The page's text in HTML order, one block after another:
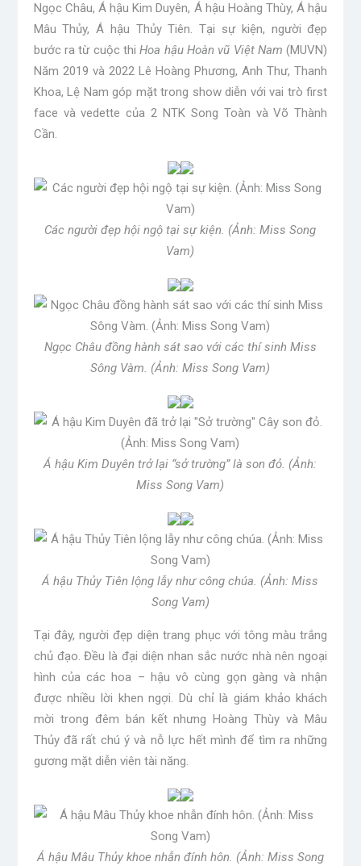
Ngọc Châu, Á hậu Kim Duyên, Á hậu Hoàng Thùy, Á hậu
Mâu Thủy, Á hậu Thủy Tiên. Tại sự kiện, người đẹp
bước ra từ cuộc thiHoa hậu Hoàn vũ Việt Nam(MUVN)
Năm 2019 và 2022 Lê Hoàng Phương, Anh Thư, Thanh
Khoa, Lệ Nam góp mặt trong show diễn với vai trò first
face và vedette của 2 NTK Song Toàn và Võ Thành
Cần.
Các người đẹp hội ngộ tại sự kiện. (Ảnh: Miss Song
Vam)
Ngọc Châu đồng hành sát sao với các thí sinh Miss
Sông Vàm. (Ảnh: Miss Song Vam)
Á hậu Kim Duyên trở lại “sở trường” là son đỏ. (Ảnh:
Miss Song Vam)
Á hậu Thủy Tiên lộng lẫy như công chúa. (Ảnh: Miss
Song Vam)
Tại đây, người đẹp diện trang phục với tông màu trắng
chủ đạo. Đều là đại diện nhan sắc nước nhà nên ngoại
hình của các hoa – hậu vô cùng gọn gàng và nhận
được nhiều lời khen ngợi. Dù chỉ là giám khảo khách
mời trong đêm bán kết nhưng Hoàng Thùy và Mâu
Thủy đã rất chú ý và nỗ lực hết mình để tìm ra những
gương mặt diễn viên tài năng.
Á hậu Mâu Thủy khoe nhẫn đính hôn. (Ảnh: Miss Song